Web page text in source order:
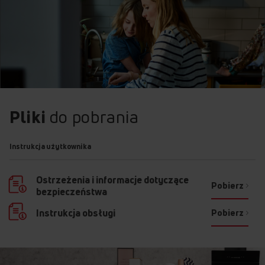
SZKLANY KORPUS
Wysoka odporność i trwałość
Połączenie efektownego designu i wysokiej odporności
elektrycznego. Zastosowanie tego rodzaju szkła oznacza
podwyższoną trwałość – jest ono wyjątkowe odporne
Pliki do pobrania
Instrukcja użytkownika
Ostrzeżenia i informacje dotyczące
bezpieczeństwa
Pobierz
Instrukcja obsługi Pobierz